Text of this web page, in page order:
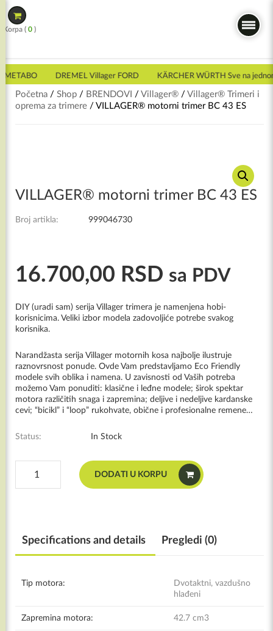
Skip
to
content
Korpa ( 0 )
DREMEL Villager FORD KÄRCHER WÜRTH Sve na
Početna / Shop / BRENDOVI / Villager® / Villager® Trimeri i
oprema za trimere / VILLAGER® motorni trimer BC 43 ES
VILLAGER® motorni trimer BC 43 ES
Broj artikla: 999046730
16.700,00 RSD sa PDV
DIY (uradi sam) serija Villager trimera je namenjena hobi-
korisnicima. Veliki izbor modela zadovoljiće potrebe svakog
korisnika.
Narandžasta serija Villager motornih kosa najbolje ilustruje
raznovrsnost ponude. Ovde Vam predstavljamo Eco Friendly
modele svih oblika i namena. U zavisnosti od Vaših potreba
možemo Vam ponuditi: klasične i leđne modele; širok spektar
motora različitih snaga i zapremina; deljive i nedeljive kardanske
cevi; “bicikl” i “loop” rukohvate, obične i profesionalne remene…
Status: In Stock
motorni
trimer
količina
DODATI U KORPU
Specifications and details Pregledi (0)
Tip motora:
Dvotaktni, vazdušno
hlađeni
Zapremina motora: 42.7 cm3